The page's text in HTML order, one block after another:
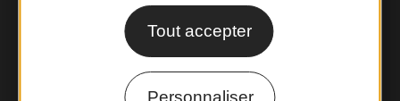
Tout accepter
Personnaliser
Latitude Gard